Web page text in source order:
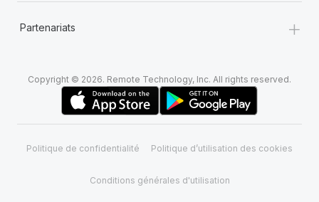
Partenariats +
Copyright © 2026. Remote Technology, Inc. All rights reserved.
Politique de confidentialité Politique d’utilisation des cookies
Conditions générales d'utilisation